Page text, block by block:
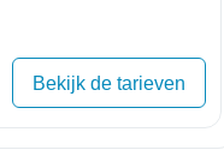
Bekijk de tarieven